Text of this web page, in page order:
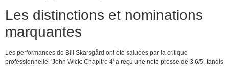
Les distinctions et nominations
marquantes
Les performances de Bill Skarsgård ont été saluées par la critique
professionnelle. 'John Wick: Chapitre 4' a reçu une note presse de 3,6/5, tandis